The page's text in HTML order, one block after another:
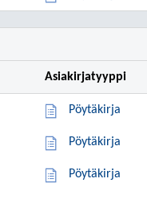
Asiakirjatyyppi
Pöytäkirja
Pöytäkirja
Pöytäkirja